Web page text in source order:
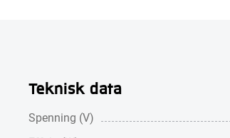
Teknisk data
Spenning (V)